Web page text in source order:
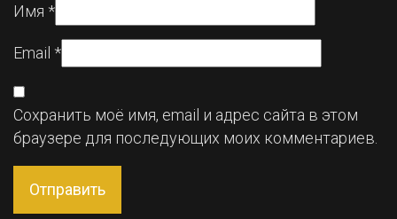
Имя *
Email *
Сохранить моё имя, email и адрес сайта в этом
браузере для последующих моих комментариев.